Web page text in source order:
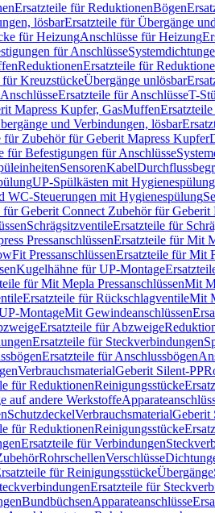
Ersatzteile für ReduktionenBögen
lösbarErsatzteile für Übergänge
für HeizungAnschlüsse für Heizung
für Anschlüsse
ReduktionenErsatzteile für
für KreuzstückeÜbergänge unlösbar
AnschlüsseErsatzteile für AnschlüsseT-
Mapress Kupfer, GasMuffen
und Verbindungen, lösbar
für Zubehör für Geberit Mapress Kupfer
für Befestigungen für Anschlüsse
SensorenKabel
UP-Spülkästen mit Hygienespülung
WC-Steuerungen mit Hygienespülung
für Geberit Connect Zubehör für Geberit
SchrägsitzventileErsatzteile für
PressanschlüssenErsatzteile für Mit
PressanschlüssenErsatzteile für Mit
Kugelhähne für UP-Montage
für Mit Mepla PressanschlüssenMit
Ersatzteile für RückschlagventileMit
MontageMit Gewindeanschlüssen
Ersatzteile für Abzweige
Ersatzteile für Steckverbindungen
Ersatzteile für Anschlussbögen
VerbrauchsmaterialGeberit Silent-PP
für ReduktionenReinigungsstücke
auf andere Werkstoffe
SchutzdeckelVerbrauchsmaterialGeberit
für ReduktionenReinigungsstücke
Ersatzteile für Verbindungen
RohrschellenVerschlüsse
für ReinigungsstückeÜbergänge
Ersatzteile für
BundbüchsenApparateanschlüsse